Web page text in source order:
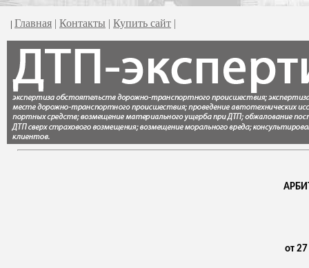
| Главная | Контакты | Купить сайт |
от